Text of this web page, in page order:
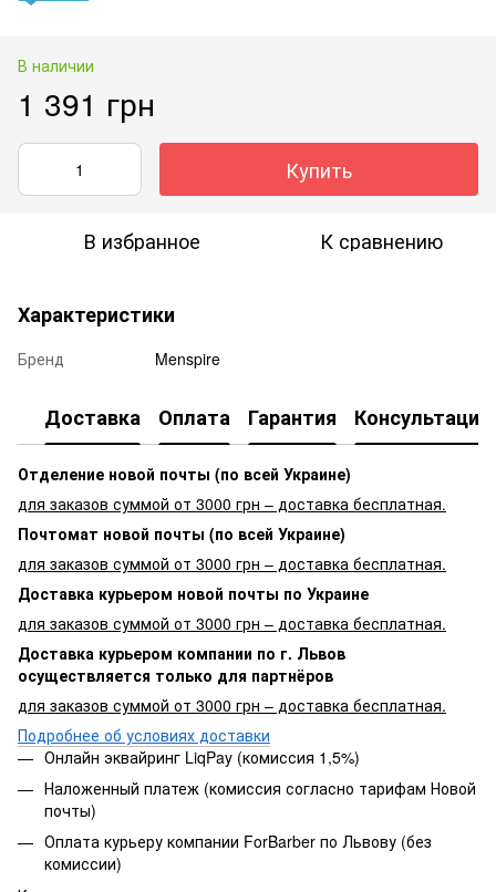
В наличии
1 391 грн
Купить
В избранное К сравнению
Характеристики
Бренд Menspire
Доставка Оплата Гарантия Консультация
Отделение новой почты (по всей Украине)
для заказов суммой от 3000 грн – доставка бесплатная.
Почтомат новой почты (по всей Украине)
для заказов суммой от 3000 грн – доставка бесплатная.
Доставка курьером новой почты по Украине
для заказов суммой от 3000 грн – доставка бесплатная.
Доставка курьером компании по г. Львов
осуществляется только для партнёров
для заказов суммой от 3000 грн – доставка бесплатная.
Подробнее об условиях доставки
Онлайн эквайринг LiqPay (комиссия 1,5%)
Наложенный платеж (комиссия согласно тарифам Новой
почты)
Оплата курьеру компании ForBarber по Львову (без
комиссии)